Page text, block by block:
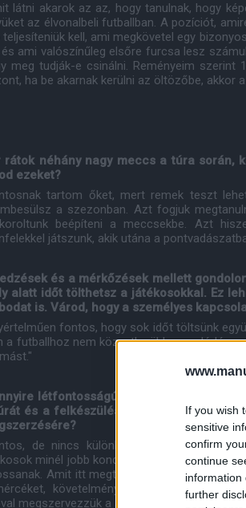
If you wish
sensitive
confirm
continue
information
further
látni akarok az az, hogy tanulnak, hogy
az élvonalbeli futballban. A pozíciót,
teljesíteniük kell, ami megkövetel egy
és ami valószínűleg elsőre furcsa lesz
meg tudják-e csinálni. Reményeim
ha be akarnak kerülni az öltözőbe, akkor
rátok néhány nagy meccs a túra során,
ezeket?
tartom őket, mert remek teszt
a szezonban. Azt fogjuk
beépíteni a meccsekbe. Azt
játszunk, akik utána a
és a mérkőzések mellett
alatt időt tölthetsz a játékosokkal. Ez
is. Várod, hogy a személyes
fontos, hogy sok időt töltsünk
a futballhoz nem közvetlenül kapcsolódó
létfontosságú az idei szezon
és a felkészülési időszakot minél
de nincs különbség az előzőekhez
minél jobb kondícióba kerüljenek,
Amit itt megtanulunk, csinálunk az
követelményeket a lehető
megszervezzük a szezont és az itt kijelölt